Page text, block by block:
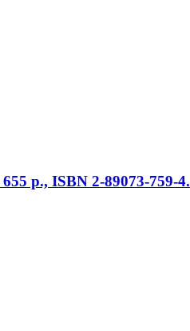
p., ISBN 2-89073-759-4.